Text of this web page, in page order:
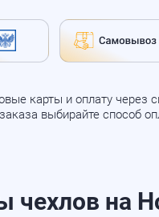
карты и оплату через
выбирайте способ
чехлов на